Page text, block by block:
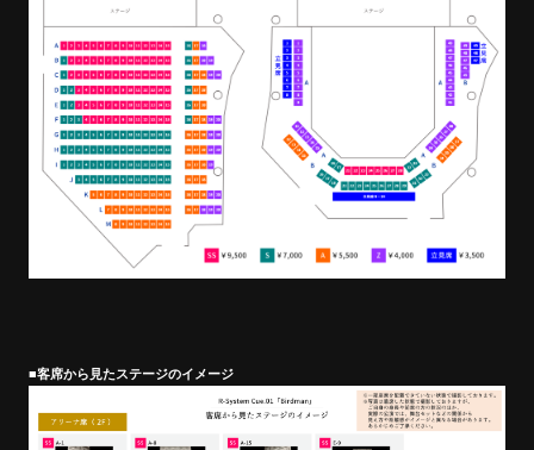
■客席から見たステージのイメージ